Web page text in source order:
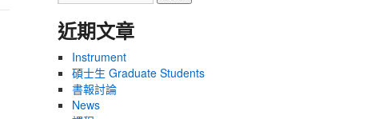
近期文章
Instrument
碩士生 Graduate Students
書報討論
News